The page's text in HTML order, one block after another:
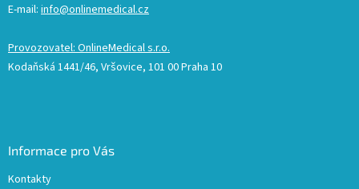
E-mail: info@onlinemedical.cz
Provozovatel: OnlineMedical s.r.o.
Kodaňská 1441/46, Vršovice, 101 00 Praha 10
Informace pro Vás
Kontakty